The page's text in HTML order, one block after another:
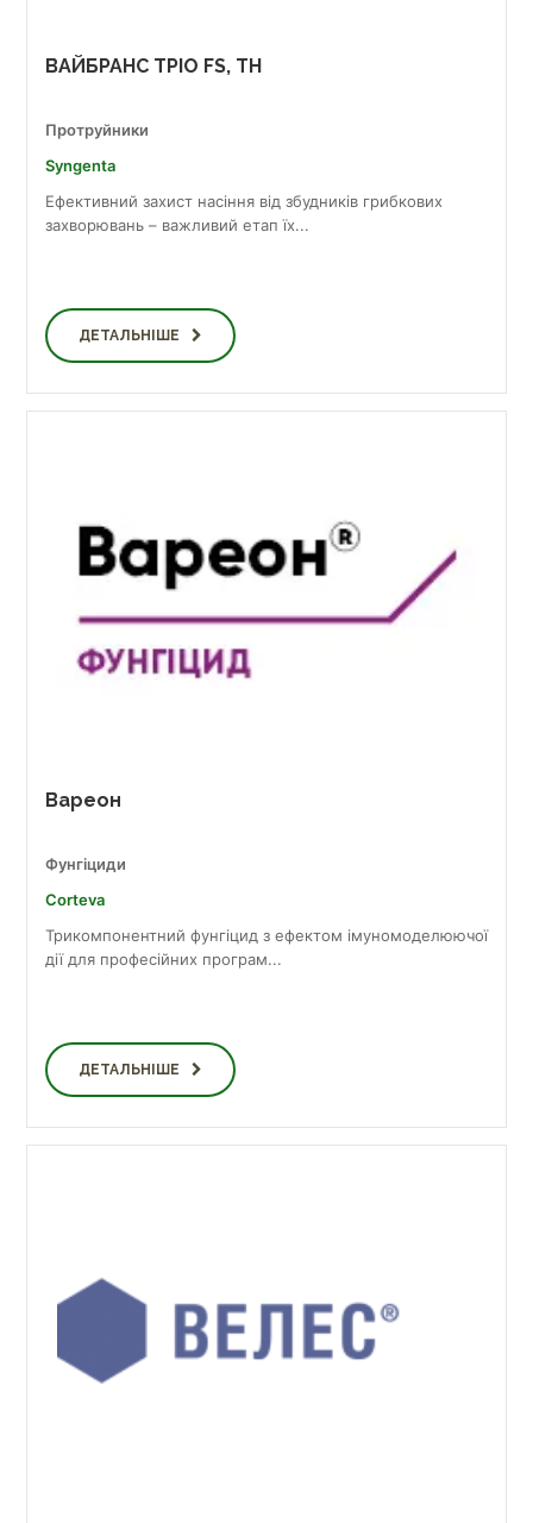
ВАЙБРАНС ТРІО FS, TH
Протруйники
Syngenta
Ефективний захист насіння від збудників грибкових
захворювань – важливий етап їх...
ДЕТАЛЬНІШЕ
Вареон
Фунгіциди
Corteva
Трикомпонентний фунгіцид з ефектом імуномоделюючої
дії для професійних програм...
ДЕТАЛЬНІШЕ